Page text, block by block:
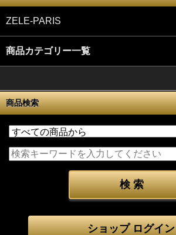
ZELE-PARIS
商品カテゴリー一覧
商品検索
ショップ ログイン